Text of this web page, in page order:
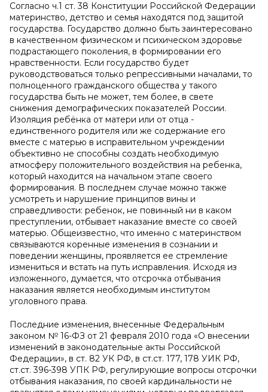
Согласно ч.1 ст. 38 Конституции Российской Федерации
материнство, детство и семья находятся под защитой
государства. Государство должно быть заинтересовано
в качественном физическом и психическом здоровье
подрастающего поколения, в формировании его
нравственности. Если государство будет
руководствоваться только репрессивными началами, то
полноценного гражданского общества у такого
государства быть не может, тем более, в свете
снижения демографических показателей России.
Изоляция ребёнка от матери или от отца -
единственного родителя или же содержание его
вместе с матерью в исправительном учреждении
объективно не способны со­здать необходимую
атмосферу положительного воздействия на ребенка,
который находится на начальном этапе своего
формирования. В последнем случае можно также
усмотреть и нарушение принципов вины и
справедливости: ребенок, не повинный ни в каком
преступлении, отбывает наказание вместе со своей
матерью. Общеизвестно, что именно с материнством
связываются коренные изменения в сознании и
поведении женщины, проявляется ее стремление
измениться и встать на путь исправления. Исходя из
изложенного, думается, что отсрочка отбывания
наказания является необходимым институтом
уголовного права.
Последние изменения, внесенные Федеральным
законом № 16-ФЗ от 21 февраля 2010 года «О внесении
изменений в законодательные акты Российской
Федерации», в ст. 82 УК РФ, в ст.ст. 177, 178 УИК РФ,
ст.ст. 396-398 УПК РФ, регулирующие вопросы отсрочки
отбывания наказания, по своей кардинальности не